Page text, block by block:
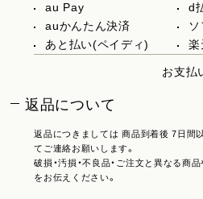
au Pay
d
auかんたん決済
あと払い(ペイディ)
楽
お支払
返品について
返品につきましては 商品到着後 7日間
てご連絡お願いします。
破損・汚損・不良品・ご注文と異なる商
をお伝えください。